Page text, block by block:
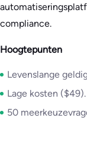
compliance.
Hoogtepunten
Levenslange
Lage kosten ($49).
50